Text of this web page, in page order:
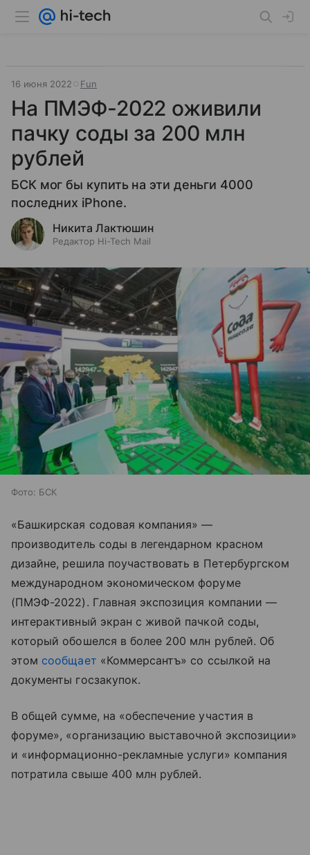
16 июня 2022 Fun
На ПМЭФ-2022 оживили
пачку соды за 200 млн
рублей
БСК мог бы купить на эти деньги 4000
последних iPhone.
Никита Лактюшин
Редактор Hi-Tech Mail
Фото: БСК
«Башкирская содовая компания» —
производитель соды в легендарном красном
дизайне, решила поучаствовать в Петербургском
международном экономическом форуме
(ПМЭФ-2022). Главная экспозиция компании —
интерактивный экран с живой пачкой соды,
который обошелся в более 200 млн рублей. Об
этом сообщает «Коммерсантъ» со ссылкой на
документы госзакупок.
В общей сумме, на «обеспечение участия в
форуме», «организацию выставочной экспозиции»
и «информационно-рекламные услуги» компания
потратила свыше 400 млн рублей.